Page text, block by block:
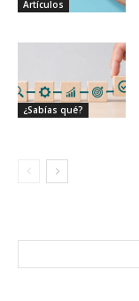
Artículos
¿Sabías qué?